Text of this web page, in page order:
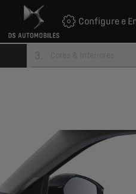
Configure e